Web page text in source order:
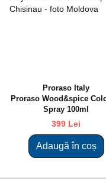
Proraso Italy
Proraso Wood&spice
Spray 100ml
399 Lei
Adaugă în coș